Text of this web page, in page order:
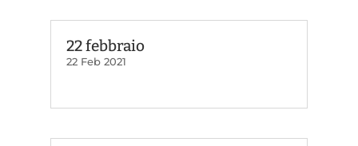
22 febbraio
22 Feb 2021